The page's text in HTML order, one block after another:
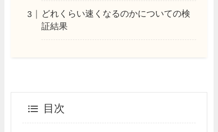
どれくらい速くなるのかについての検
証結果
目次